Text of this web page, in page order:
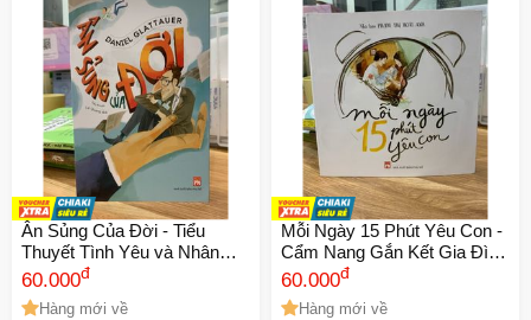
Ân Sủng Của Đời - Tiểu
Thuyết Tình Yêu và Nhân
Văn Đầy Cảm Hứng của
Daniel Glattauer
60.000đ
Hàng mới về
Mỗi Ngày 15 Phút Yêu Con -
Cẩm Nang Gắn Kết Gia Đình
của Nhà Báo Phạm Thị Hoài
Anh
60.000đ
Hàng mới về